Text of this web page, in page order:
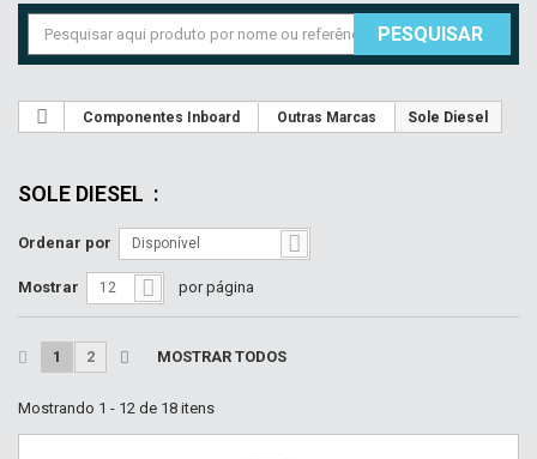
PESQUISAR
Componentes Inboard Outras Marcas Sole Diesel
SOLE DIESEL :
Ordenar por Disponível
Mostrar 12 por página
MOSTRAR TODOS
1 2
Mostrando 1 - 12 de 18 itens